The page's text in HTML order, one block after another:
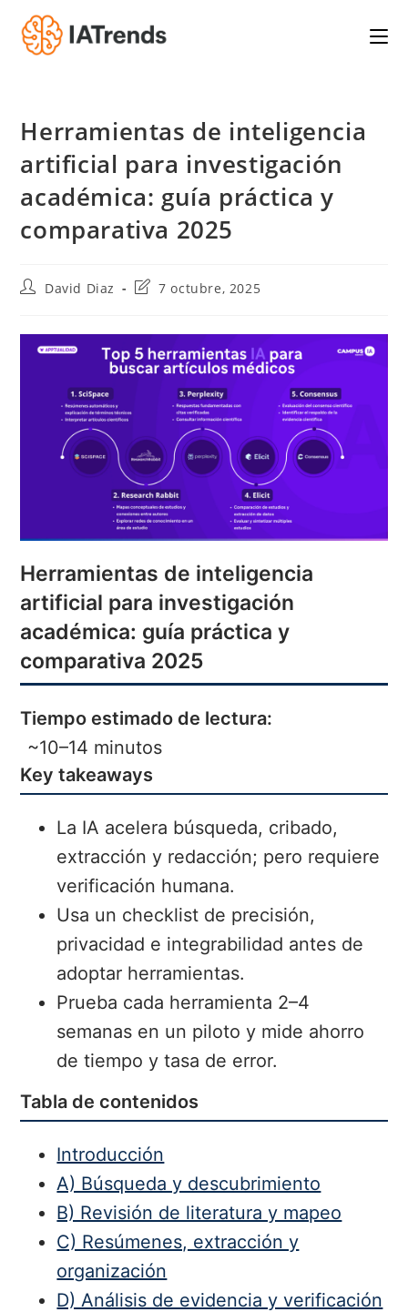
Saltar
contenido
Herramientas de inteligencia
artificial para investigación
académica: guía práctica y
comparativa 2025
Autor
entrada:
David Diaz
Última
la
entrada:
7 octubre, 2025
Herramientas de inteligencia
artificial para investigación
académica: guía práctica y
comparativa 2025
Tiempo estimado de lectura:
~10–14 minutos
Key takeaways
La IA acelera búsqueda, cribado,
extracción y redacción; pero requiere
verificación humana.
Usa un checklist de precisión,
privacidad e integrabilidad antes de
adoptar herramientas.
Prueba cada herramienta 2–4
semanas en un piloto y mide ahorro
de tiempo y tasa de error.
Tabla de contenidos
Introducción
A) Búsqueda y descubrimiento
B) Revisión de literatura y mapeo
C) Resúmenes, extracción y
organización
D) Análisis de evidencia y verificación